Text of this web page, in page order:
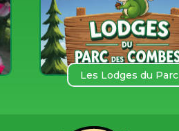
Les Lodges du Parc